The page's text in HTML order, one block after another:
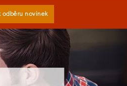
odběru novinek